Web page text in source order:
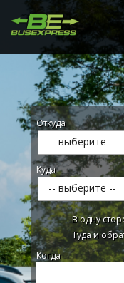
Откуда
-- выберите --
Куда
-- выберите --
В одну
Туда и
Kогда